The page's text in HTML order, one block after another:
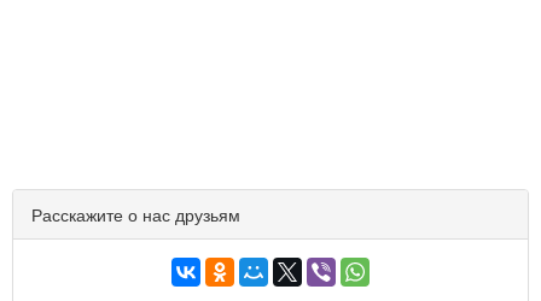
Расскажите о нас друзьям